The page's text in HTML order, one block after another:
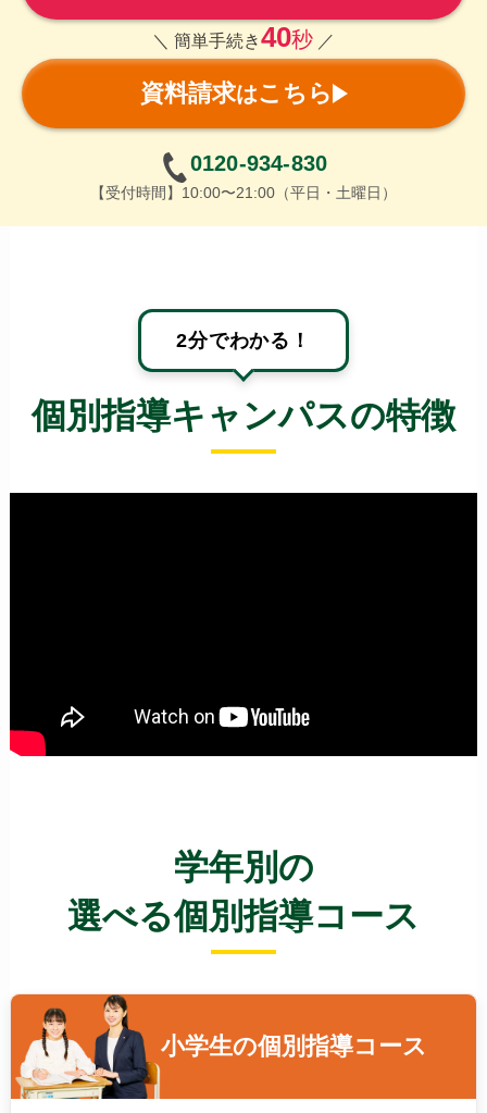
＼ 簡単手続き40秒 ／
資料請求はこちら
0120-934-830
【受付時間】10:00〜21:00（平日・土曜日）
2分でわかる！
個別指導キャンパスの特徴
学年別の
選べる個別指導コース
小学生の個別指導コース